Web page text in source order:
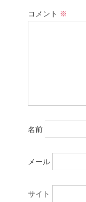
コメント ※
名前
メール
サイト